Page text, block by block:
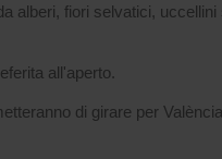
alberi, fiori selvatici,
all'aperto.
di girare per